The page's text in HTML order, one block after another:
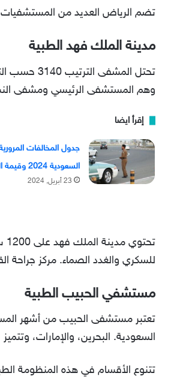
تضم الرياض العديد من المستشفيات
مدينة الملك فهد الطبية
وهم المستشفى الرئيسي ومشفى
إقرأ ايضا
جدول المخالفات
السعودية 2024 وقيمة الغرامات
23 أبريل, 2024
للسكري والغدد الصماء. مركز جراحة
مستشفي الحبيب الطبية
السعودية. البحرين، والإمارات،
تتنوع الأقسام في هذه المنظومة